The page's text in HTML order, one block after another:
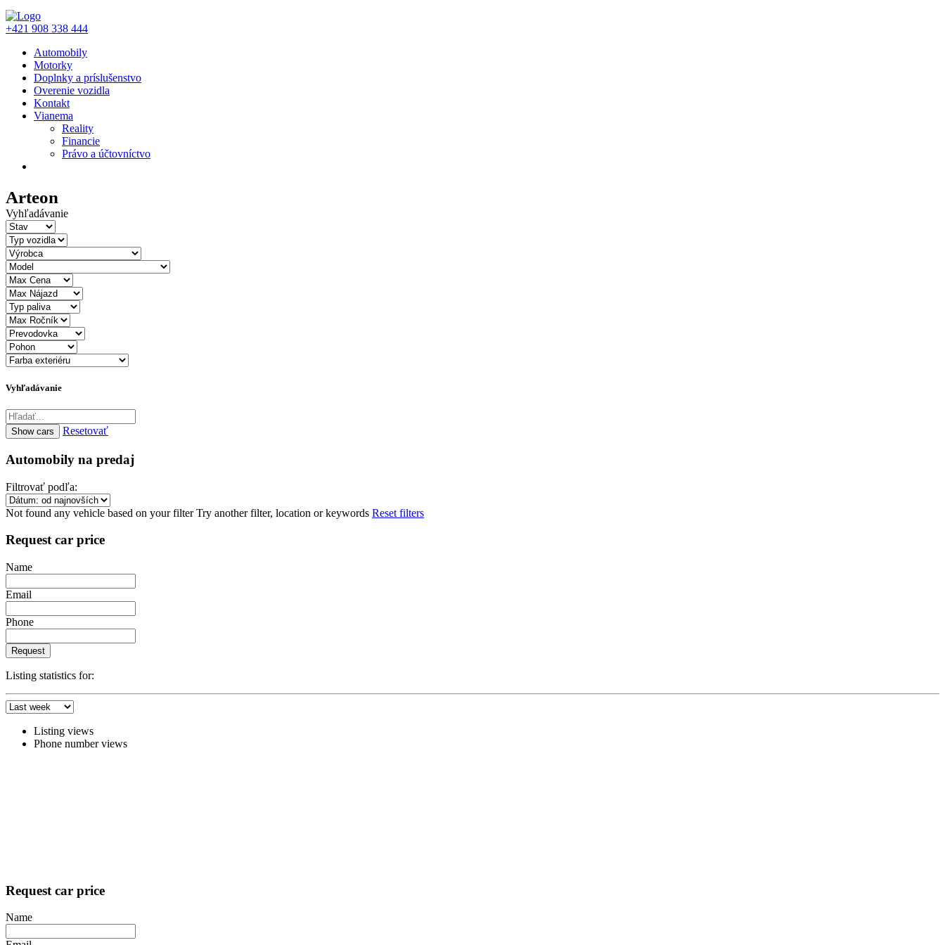
+421 908 338 444
Automobily
Motorky
Doplnky a príslušenstvo
Overenie vozidla
Kontakt
Vianema
Reality
Financie
Právo a účtovníctvo
Arteon
Vyhľadávanie
Vyhľadávanie
Resetovať
Automobily na predaj
Filtrovať podľa:
Not found any vehicle based on your filter Try another filter, location or keywords Reset filters
Request car price
Name
Email
Phone
Request
Listing statistics for:
Listing views
Phone number views
Request car price
Name